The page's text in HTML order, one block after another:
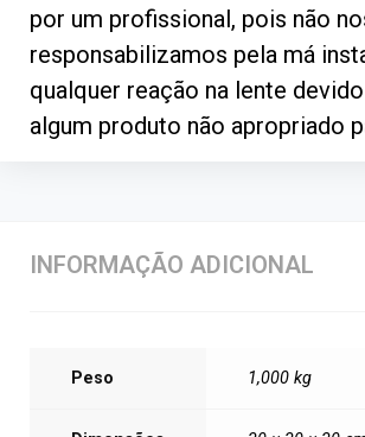
por um profissional, pois não
responsabilizamos pela má
qualquer reação na lente
algum produto não apropriado
INFORMAÇÃO ADICIONAL
Peso 1,000 kg